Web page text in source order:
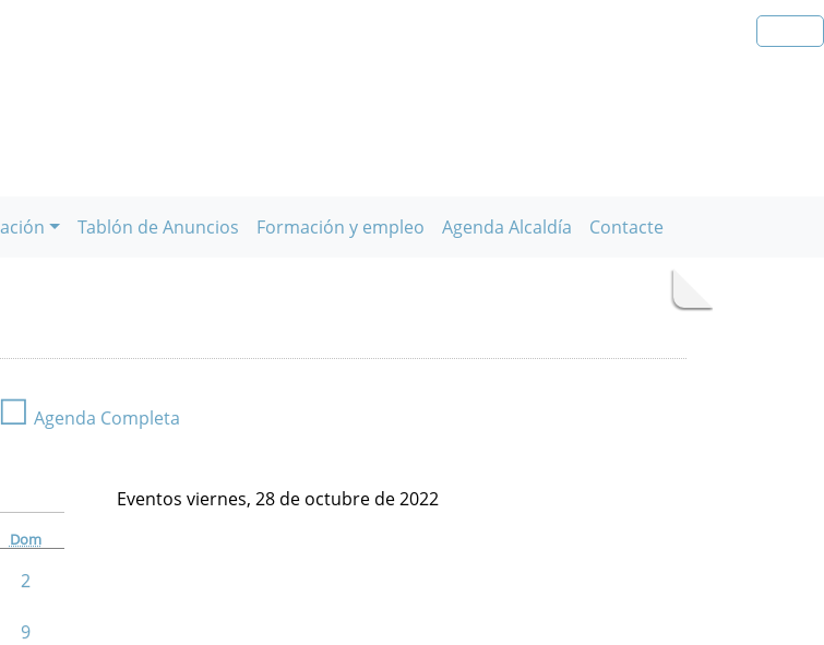
Tablón de Anuncios Formación y empleo Agenda Alcaldía Contacte
☐ Agenda Completa
Dom
2
9
Eventos viernes, 28 de octubre de 2022